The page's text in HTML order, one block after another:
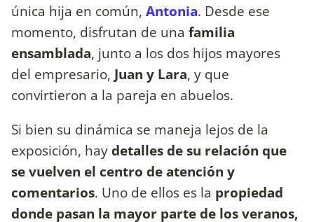
única hija en común, Antonia. Desde ese
momento, disfrutan de una familia
ensamblada, junto a los dos hijos mayores
del empresario, Juan y Lara, y que
convirtieron a la pareja en abuelos.
Si bien su dinámica se maneja lejos de la
exposición, haydetalles de su relación que
se vuelven el centro de atención y
comentarios. Uno de ellos es la propiedad
donde pasan la mayor parte de los veranos,